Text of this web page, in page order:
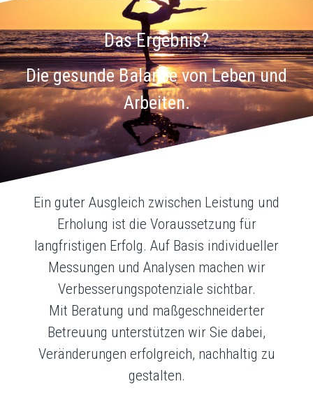
Das Ergebnis?
Die gesunde Balance von Leben und
Arbeiten.
Ein guter Ausgleich zwischen Leistung und
Erholung ist die Voraussetzung für
langfristigen Erfolg. Auf Basis individueller
Messungen und Analysen machen wir
Verbesserungspotenziale sichtbar.
Mit Beratung und maßgeschneiderter
Betreuung unterstützen wir Sie dabei,
Veränderungen erfolgreich, nachhaltig zu
gestalten.